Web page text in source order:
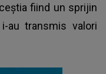
fiind un sprijin
au transmis valori